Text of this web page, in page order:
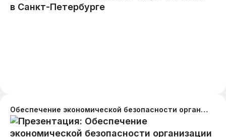
Обеспечение экономической безопасности организации на основе разработки инвестиционной стратегии (на примере ООО ТПК «Эверест»)